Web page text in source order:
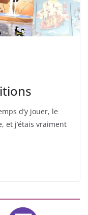
d’y jouer, le
et j’étais vraiment